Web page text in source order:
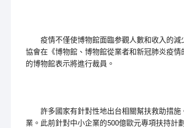
疫情不僅使博物館面臨参觀人數和收入的減
協會在《博物館、博物館從業者和新冠肺炎疫
的博物館表示將進行裁員。
許多國家有針對性地出台相關幫扶救助措施
業。此前針對中小企業的500億歐元專項扶持計